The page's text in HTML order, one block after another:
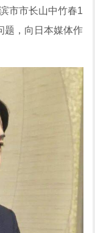
市市长山中竹春1
题，向日本媒体作